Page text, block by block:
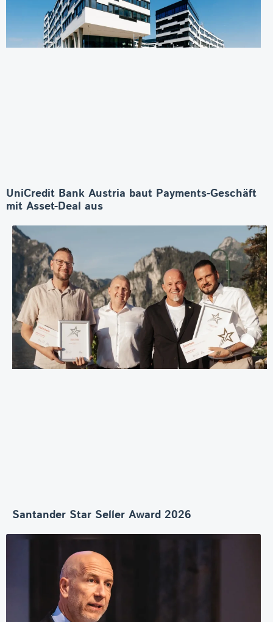
UniCredit Bank Austria baut Payments-Geschäft
mit Asset-Deal aus
Santander Star Seller Award 2026